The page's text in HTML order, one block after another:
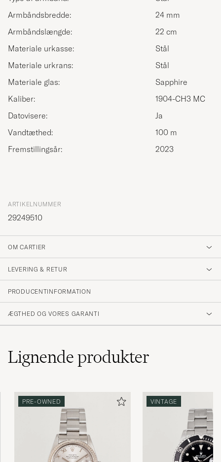
Armbåndsbredde:
24 mm
Armbåndslængde:
22 cm
Materiale urkasse:
Stål
Materiale urkrans:
Stål
Materiale glas:
Sapphire
Kaliber:
1904-CH3 MC
Datovisere:
Ja
Vandtæthed:
100 m
Fremstillingsår:
2023
ARTIKELNUMMER
29249510
OM CARTIER
LEVERING & RETUR
PRODUCENTINFORMATION
ÆGTHED OG VORES GARANTI
Lignendeprodukter
PRE-OWNED VINTAGE